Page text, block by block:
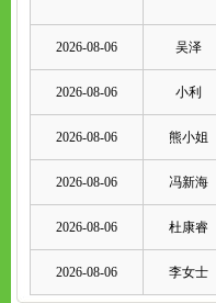
2026-08-06 吴泽
2026-08-06 小利
2026-08-06 熊小姐
2026-08-06 冯新海
2026-08-06 杜康睿
2026-08-06 李女士